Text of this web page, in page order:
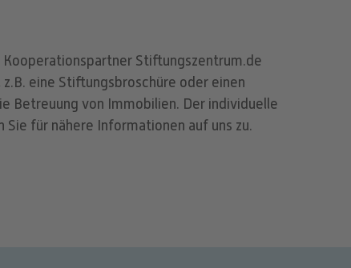
Kooperationspartner Stiftungszentrum.de
eine Stiftungsbroschüre oder einen
Betreuung von Immobilien. Der individuelle
für nähere Informationen auf uns zu.